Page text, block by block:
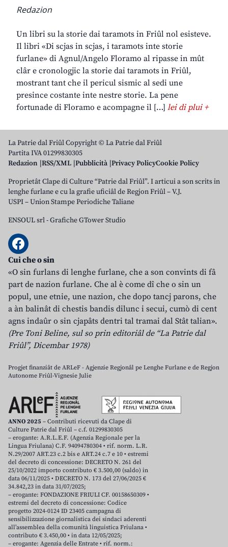
Redazion
Un libri su la storie dai taramots in Friûl nol esisteve.
Il libri «Di scjas in scjas, i taramots inte storie
furlane» di Agnul/Angelo Floramo al ripasse in mût
clâr e cronologjic la storie dai taramots in Friûl,
mostrant tant che il pericul sismic al sedi une
presince costante inte nestre storie. La pene
fortunade di Floramo e acompagne il […] lei di plui +
La Patrie dal Friûl Copyright © La Patrie dal Friûl
Partita IVA 01299830305
Redazion RSS/XML Pubblicità Privacy PolicyCookie Policy
Proprietât Clape di Culture “Patrie dal Friûl”. I articui a son scrits in
lenghe furlane e cu la grafie uficiâl de Regjon Friûl – V.J.
USPI – Union Stampe Periodiche Taliane
ENSOUL srl-Grafiche GTower Studio
Cui che o sin
«O sin furlans di lenghe furlane, che a son convints di fâ
part de nazion furlane. Che al è come dî che o sin un
popul, une etnie, une nazion, che dopo tancj parons, che
a àn balinât di chestis bandis dilunc i secui, cumò di cent
agns indaûr o sin cjapâts dentri tal tramai dal Stât talian».
(Pre Toni Beline, sul so prin editoriâl de “La Patrie dal
Friûl”, Dicembar 1978)
Progjet finanziât de ARLeF - Agjenzie Regjonâl pe Lenghe Furlane e de Regjon
Autonome Friûl-Vignesie Julie
ANNO 2025 – Contributi ricevuti da Clape di
Culture Patrie dal Friûl – c.f. 01299830305
– erogante: A.R.L.E.F. (Agenzia Regionale per la
Lingua Friulana) C.F. 94094780304 • rif. norm. L.R.
N.29/2007 ART.23 c.2 bis e ART.24 c.7 e 10 • estremi
del decreto di concessione: DECRETO N. 261 del
25/10/2022 importo contributo € 3.500,00 (saldo) in
data 06/11/2025 • DECRETO N. 173 del 27/06/2025 €
34.842,23 in data 31/07/2025;
– erogante: FONDAZIONE FRIULI CF. 00158650309 •
estremi del decreto di concessione: Codice
progetto 2024-0124 ID 23405 campagna di
sensibilizzazione giornalistica dei sindaci aderenti
all’assemblea della comunità linguistica Friulana •
contributo € 3.450,00 • in data 12/05/2025;
– erogante: Agenzia delle Entrate • rif. norm.: